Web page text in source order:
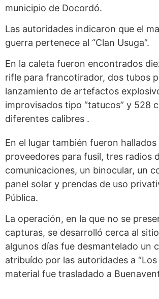
municipio de Docordó.
Las autoridades indicaron que el
guerra pertenece al “Clan Usuga”.
En la caleta fueron encontrados
rifle para francotirador, dos tubos
lanzamiento de artefactos
improvisados tipo “tatucos” y 528
diferentes calibres .
En el lugar también fueron hallados
proveedores para fusil, tres radios
comunicaciones, un binocular, un
panel solar y prendas de uso
Pública.
La operación, en la que no se
capturas, se desarrolló cerca al
algunos días fue desmantelado un
atribuído por las autoridades a “Los
material fue trasladado a